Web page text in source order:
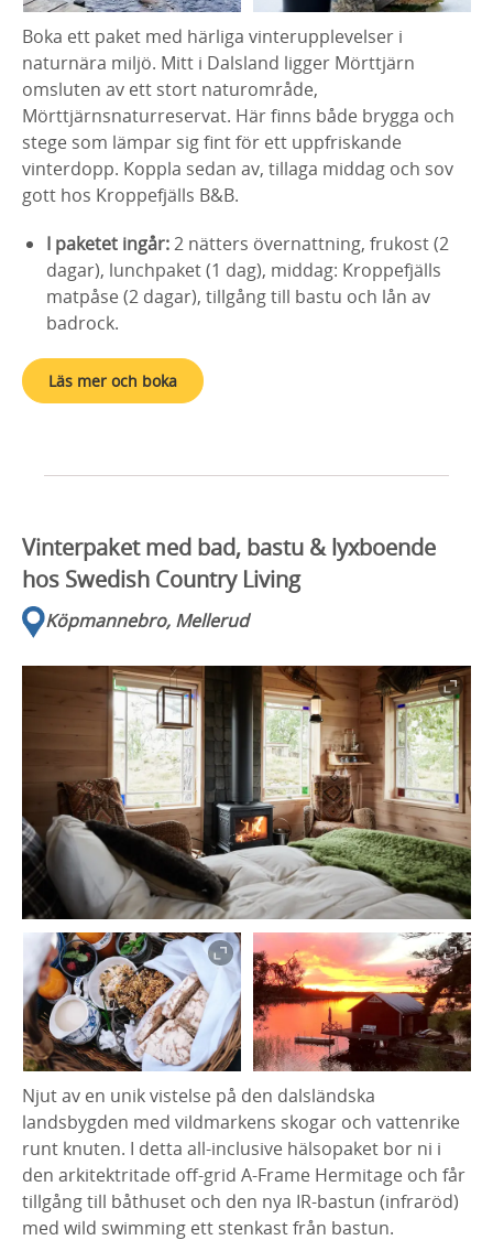
Boka ett paket med härliga vinterupplevelser i
naturnära miljö. Mitt i Dalsland ligger Mörttjärn
omsluten av ett stort naturområde,
Mörttjärnsnaturreservat. Här finns både brygga och
stege som lämpar sig fint för ett uppfriskande
vinterdopp. Koppla sedan av, tillaga middag och sov
gott hos Kroppefjälls B&B.
I paketet ingår:2 nätters övernattning, frukost (2
dagar), lunchpaket (1 dag), middag: Kroppefjälls
matpåse (2 dagar), tillgång till bastu och lån av
badrock.
Läs mer och boka
Vinterpaket med bad, bastu & lyxboende
hos Swedish Country Living
Köpmannebro, Mellerud
Njut av en unik vistelse på den dalsländska
landsbygden med vildmarkens skogar och vattenrike
runt knuten. I detta all-inclusive hälsopaket bor ni i
den arkitektritade off-grid A-Frame Hermitage och får
tillgång till båthuset och den nya IR-bastun (infraröd)
med wild swimming ett stenkast från bastun.